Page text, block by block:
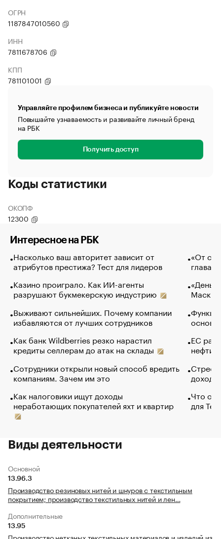
ОГРН
1187847010560
ИНН
7811678706
КПП
781101001
Управляйте профилем бизнеса и публикуйте новости
Повышайте узнаваемость и развивайте личный бренд
на РБК
Получить доступ
Коды статистики
ОКОПФ
12300
Интересное на РБК
Насколько ваш авторитет зависит от
атрибутов престижа? Тест для лидеров
Казино проиграло. Как ИИ-агенты
разрушают букмекерскую индустрию
Выживают сильнейших. Почему компании
избавляются от лучших сотрудников
Как банк Wildberries резко нарастил
кредиты селлерам до атак на склады
Сотрудники открыли новый способ вредить
компаниям. Зачем им это
Как налоговики ищут доходы
неработающих покупателей яхт и квартир
«От
глава
Маск в
основ
ЕС
нефти
Что
для
Виды деятельности
Основной
13.96.3
Производство резиновых нитей и шнуров с текстильным
покрытием; производство текстильных нитей и лен…
Дополнительные
13.95